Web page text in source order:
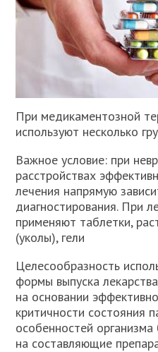
При медикаментозной
используют несколько
Важное условие: при
расстройствах
лечения напрямую
диагностирования. При
применяют таблетки,
(уколы), гели
Целесообразность
формы выпуска
на основании
критичности состояния
особенностей
на составляющие